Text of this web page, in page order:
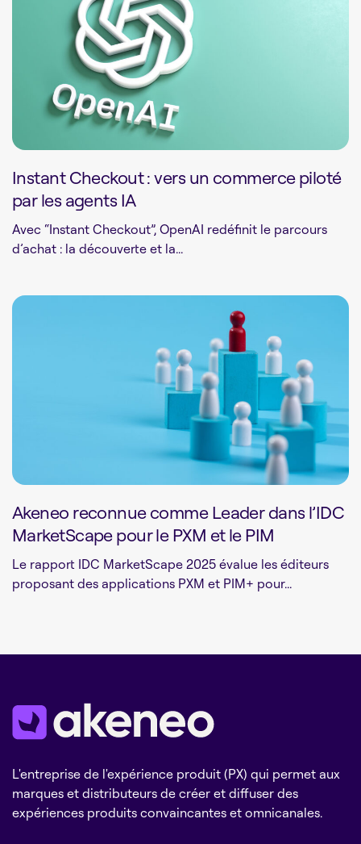
Instant Checkout : vers un commerce piloté
par les agents IA
Avec “Instant Checkout”, OpenAI redéfinit le parcours
d’achat : la découverte et la...
Akeneo reconnue comme Leader dans l’IDC
MarketScape pour le PXM et le PIM
Le rapport IDC MarketScape 2025 évalue les éditeurs
proposant des applications PXM et PIM+ pour...
L'entreprise de l'expérience produit (PX) qui permet aux
marques et distributeurs de créer et diffuser des
expériences produits convaincantes et omnicanales.